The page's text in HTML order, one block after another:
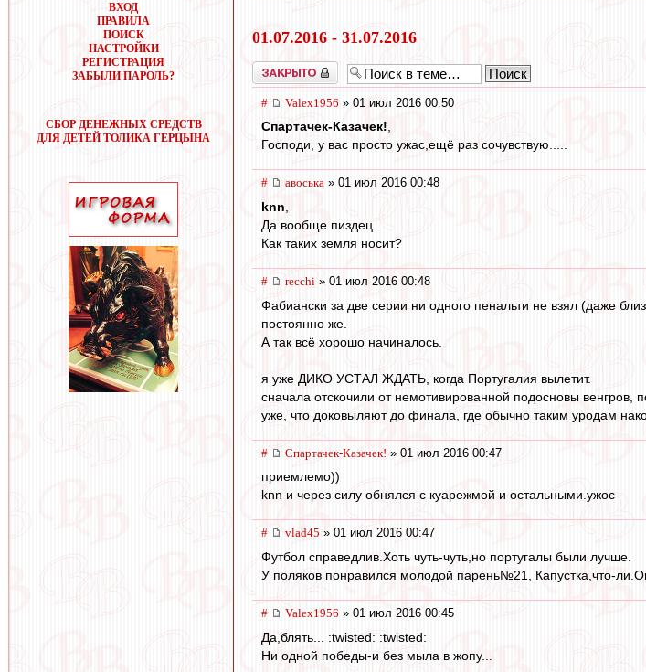
ВХОД
ПРАВИЛА
ПОИСК
НАСТРОЙКИ
РЕГИСТРАЦИЯ
ЗАБЫЛИ ПАРОЛЬ?
СБОР ДЕНЕЖНЫХ СРЕДСТВ
ДЛЯ ДЕТЕЙ ТОЛИКА ГЕРЦЫНА
01.07.2016 - 31.07.2016
Закрыто
# Valex1956 » 01 июл 2016 00:50
Спартачек-Казачек!,
Господи, у вас просто ужас,ещё раз сочувствую.....
# авоська » 01 июл 2016 00:48
knn
Да вообще пиздец.
Как таких земля носит?
# recchi » 01 июл 2016 00:48
Фабиански за две серии ни одного пенальти не взял (даже
постоянно же.
А так всё хорошо начиналось.
я уже ДИКО УСТАЛ ЖДАТЬ, когда Португалия вылетит.
сначала отскочили от немотивированной подосновы
уже, что доковыляют до финала, где обычно таким уродам
# Спартачек-Казачек! » 01 июл 2016 00:47
приемлемо))
knn и через силу обнялся с куарежмой и остальными.ужос
# vlad45 » 01 июл 2016 00:47
Футбол справедлив.Хоть чуть-чуть,но португалы были лучше.
У поляков понравился молодой парень№21, Капустка,что-
# Valex1956 » 01 июл 2016 00:45
Да,блять... :twisted: :twisted:
Ни одной победы-и без мыла в жопу...